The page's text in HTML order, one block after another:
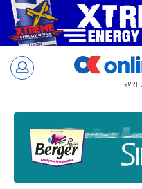
Skip
२१